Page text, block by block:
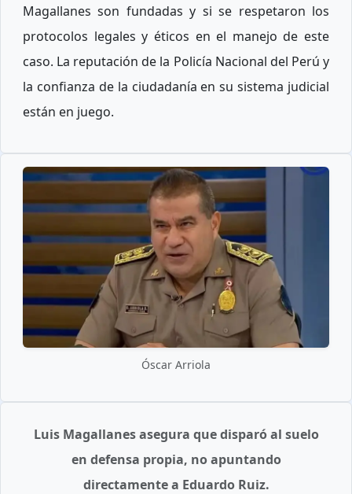
Magallanes son fundadas y si se respetaron los
protocolos legales y éticos en el manejo de este
caso. La reputación de la Policía Nacional del Perú y
la confianza de la ciudadanía en su sistema judicial
están en juego.
Óscar Arriola
Luis Magallanes asegura que disparó al suelo
en defensa propia, no apuntando
directamente a Eduardo Ruiz.